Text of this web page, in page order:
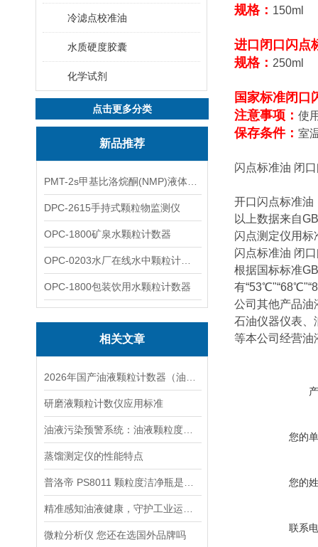
冷滤点校准油
水质硬度胶囊
化学试剂
点击更多分类
新品推荐
DPC-2615手持式颗粒物监测仪
OPC-1800矿泉水颗粒计数器
OPC-1800包装饮用水颗粒计数器
相关文章
研磨液颗粒计数仪应用标准
蒸馏测定仪的性能特点
微粒分析仪 您还在选国外品牌吗
规格： 150ml
进口闭口闪点
规格： 250ml
国家标准闭口
注意事项： 使
保存条件： 室
闪点标准油 闭
开口闪点标准油
以上数据来自
闪点测定仪用标
闪点标准油 闭
根据国标标准
有
公司其他产品油
石油仪器仪表、
等本公司经营油
您的
您的
联系